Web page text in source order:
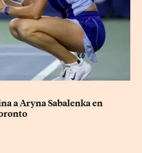
a Aryna Sabalenka en